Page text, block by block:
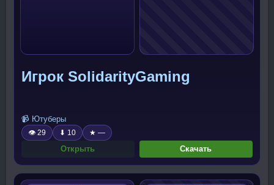
Игрок SolidarityGaming
📹 Ютуберы
👁 29 ⬇ 10 ★ —
Открыть Скачать